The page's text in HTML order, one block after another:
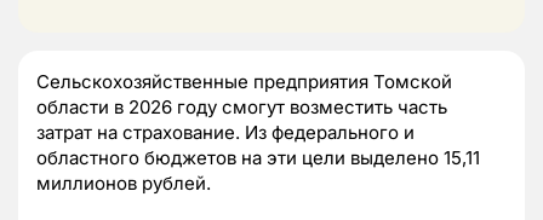
Сельскохозяйственные предприятия Томской
области в 2026 году смогут возместить часть
затрат на страхование. Из федерального и
областного бюджетов на эти цели выделено 15,11
миллионов рублей.